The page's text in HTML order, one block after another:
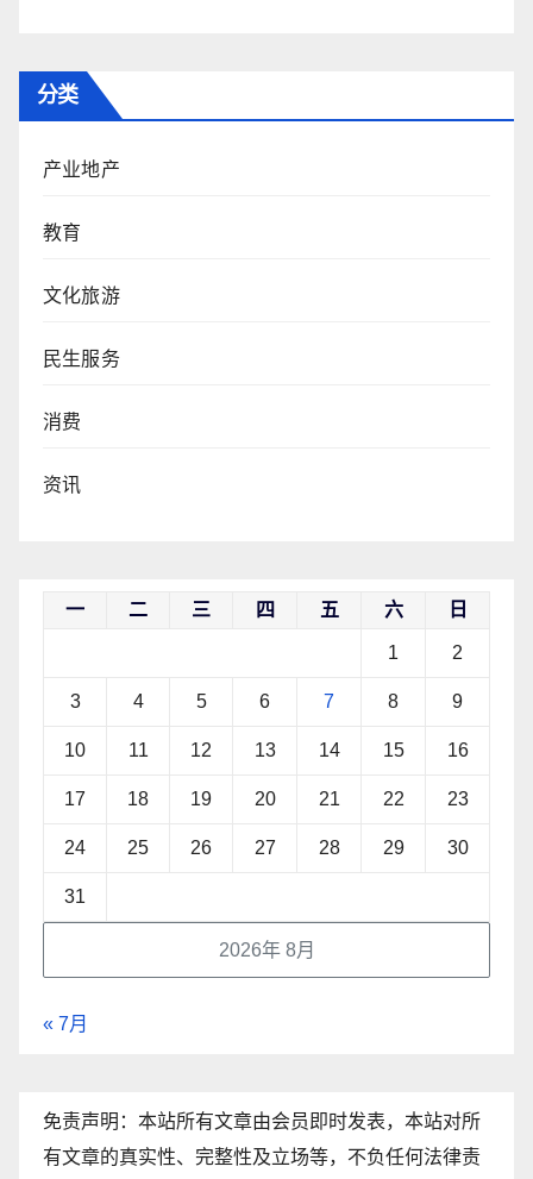
分类
产业地产
教育
文化旅游
民生服务
消费
资讯
2026年 8月
一 二 三 四 五 六 日
1 2
3 4 5 6 7 8 9
10 11 12 13 14 15 16
17 18 19 20 21 22 23
24 25 26 27 28 29 30
31
« 7月
免责声明：本站所有文章由会员即时发表，本站对所
有文章的真实性、完整性及立场等，不负任何法律责